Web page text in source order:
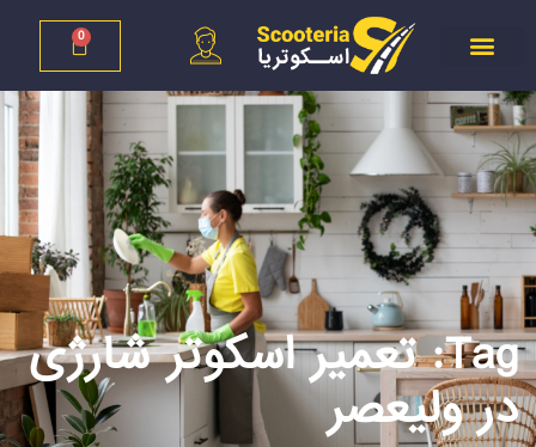
0
Tag: تعمیر اسکوتر شارژی
در ولیعصر